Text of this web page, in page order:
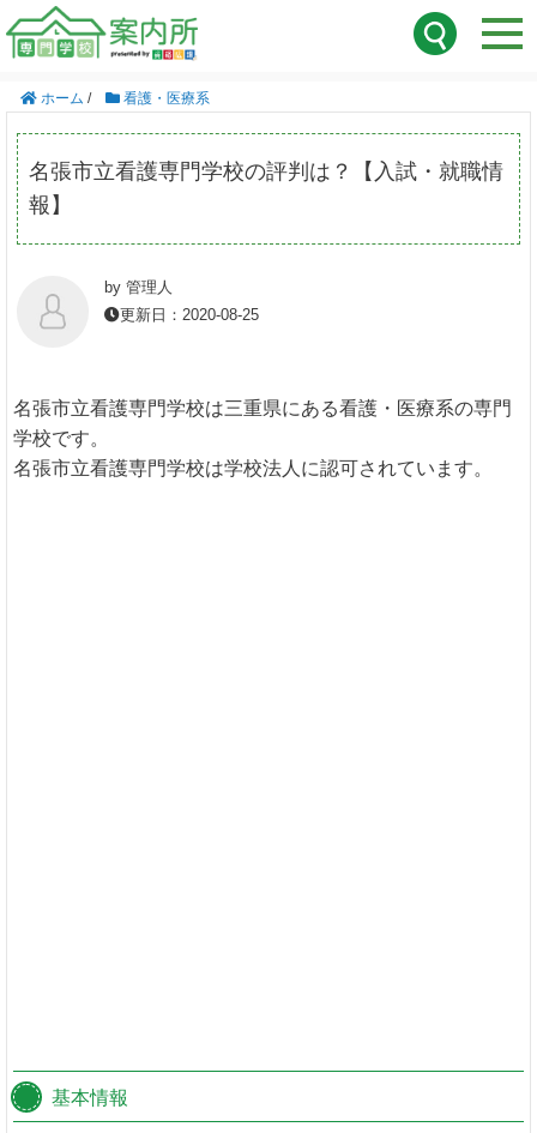
ホーム / 看護・医療系
名張市立看護専門学校の評判は？【入試・就職情
報】
by 管理人
更新日：2020-08-25
名張市立看護専門学校は三重県にある看護・医療系の専門
学校です。
名張市立看護専門学校は学校法人に認可されています。
基本情報